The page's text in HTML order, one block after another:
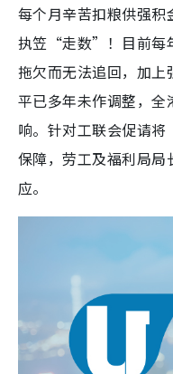
每个月辛苦扣粮供强积
执笠“走数”！目前每
拖欠而无法追回，加
平已多年未作调整，
响。针对工联会促请
保障，劳工及福利局
应。